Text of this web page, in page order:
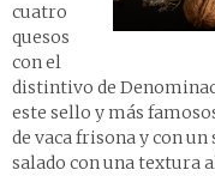
cuatro
quesos
con el
distintivo de
este sello y más
de vaca frisona y con
salado con una textura